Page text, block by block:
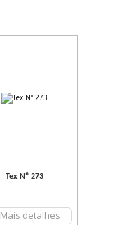
Tex Nº 273
Mais detalhes